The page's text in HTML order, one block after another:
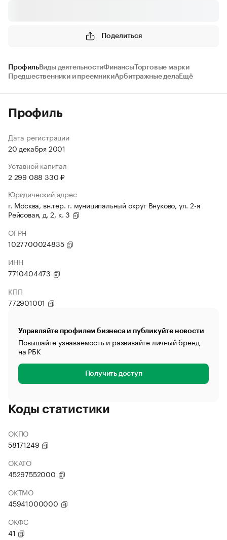
Поделиться
ПрофильВиды деятельностиФинансыТорговые марки
Предшественники и преемникиАрбитражные дела Ещё
Профиль
Дата регистрации
20 декабря 2001
Уставной капитал
2 299 088 330 ₽
Юридический адрес
г. Москва, вн.тер. г. муниципальный округ Внуково, ул. 2-я
Рейсовая, д. 2, к. 3
ОГРН
1027700024835
ИНН
7710404473
КПП
772901001
Управляйте профилем бизнеса и публикуйте новости
Повышайте узнаваемость и развивайте личный бренд
на РБК
Получить доступ
Коды статистики
ОКПО
58171249
ОКАТО
45297552000
ОКТМО
45941000000
ОКФС
41